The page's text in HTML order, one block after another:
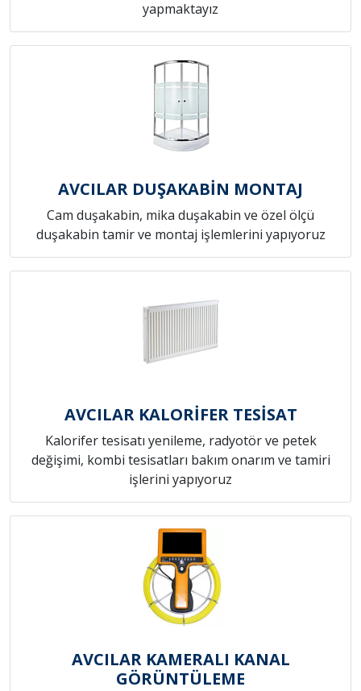
yapmaktayız
AVCILAR DUŞAKABİN MONTAJ
Cam duşakabin, mika duşakabin ve özel ölçü
duşakabin tamir ve montaj işlemlerini yapıyoruz
AVCILAR KALORİFER TESİSAT
Kalorifer tesisatı yenileme, radyotör ve petek
değişimi, kombi tesisatları bakım onarım ve tamiri
işlerini yapıyoruz
AVCILAR KAMERALI KANAL
GÖRÜNTÜLEME